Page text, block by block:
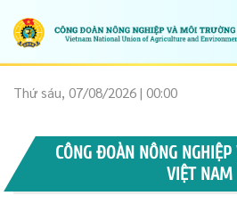
Thứ sáu, 07/08/2026 | 00:00
CÔNG ĐOÀN NÔNG
VIỆT NAM